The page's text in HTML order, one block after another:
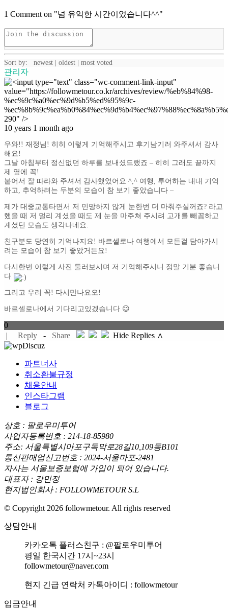
1 Comment on "넘 유익한 시간이었습니다^^"
Sort by: newest oldest most voted
관리자
10 years 1 month ago
우와!! 재정님! 히히 이렇게 기억해주시고 후기남기러 와주셔서 감사
해요!
그날 아침부터 정신없던 하루를 보내셨드랬죠 – 히히 그래도 끝까지
제 옆에 꼭!
붙어서 잘 따라와 주셔서 감사했었어요 ^,^ 여행, 투어하는 내내 기억
하고, 추억하려는 두분의 모습이 참 보기 좋았습니다 –
제가 대중교통타면서 저 민망하지 않게 눈한번 더 마춰주실꺼죠? 라고
했을 때 저 멀리 계셨을 때도 제 눈을 마주쳐 주시려 고개를 빼꼼하고
계셨던 모습도 생각나네요.
친구분도 당연히 기억나지요! 바르셀로나 여행에서 모든걸 담아가시
려는 모습이 참 보기 좋았거든요!
다시한번 이렇게 사진 둘러보시며 저 기억해주시니 정말 기분 좋습니
다
그리고 우리 꼭! 다시만나요오!
바르셀로나에서 기다리고있겠습니다 😉
0
|
Reply - Share Hide Replies ∧
파트너사
취소환불규정
채용안내
인스타그램
블로그
상호 : 팔로우미투어
사업자등록번호 : 214-18-85980
주소: 서울특별시마포구독막로28길10,109동B101
통신판매업신고번호 : 2024-서울마포-2481
자사는 서울보증보험에 가입이 되어 있습니다.
대표자 : 강민정
현지법인회사 : FOLLOWMETOUR S.L
© Copyright 2026 followmetour. All rights reserved
상담안내
카카오톡 플러스친구 : @팔로우미투어
평일 한국시간 17시~23시
followmetour@naver.com
현지 긴급 연락처 카톡아이디 : followmetour
입금안내